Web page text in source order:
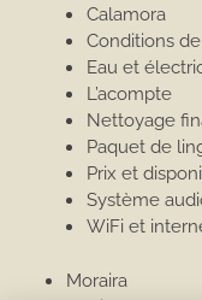
Calamora
Conditions
Eau et
L’acompte
Nettoyage
Paquet de
Prix et
Système
WiFi et
Moraira